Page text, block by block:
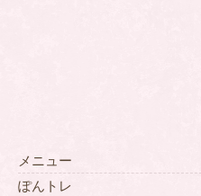
メニュー
ぽんトレ